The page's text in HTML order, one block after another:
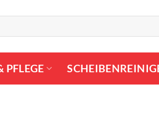
PFLEGE